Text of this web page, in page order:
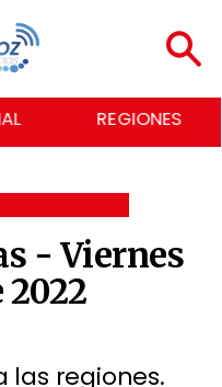
REGIONES
- Viernes
las regiones.